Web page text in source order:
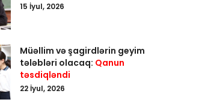
15 İyul, 2026
Müəllim və şagirdlərin geyim
tələbləri olacaq: Qanun
təsdiqləndi
22 İyul, 2026